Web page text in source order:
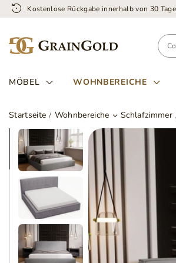
Kostenlose Rückgabe innerhalb von 30
MÖBEL WOHNBEREICHE
Startseite Wohnbereiche Schlafzimmer